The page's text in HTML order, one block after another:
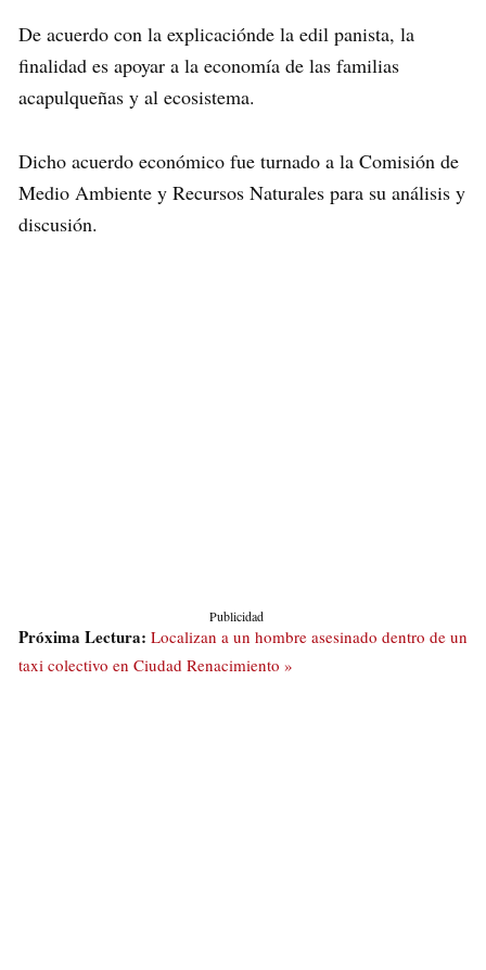
De acuerdo con la explicaciónde la edil panista, la
finalidad es apoyar a la economía de las familias
acapulqueñas y al ecosistema.
Dicho acuerdo económico fue turnado a la Comisión de
Medio Ambiente y Recursos Naturales para su análisis y
discusión.
Publicidad
Próxima Lectura: Localizan a un hombre asesinado dentro de un
taxi colectivo en Ciudad Renacimiento »